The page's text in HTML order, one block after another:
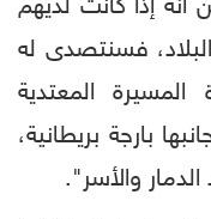
أنه إذا كانت لديهم
البلاد، فسنتصدى له
المعتدية
بارجة بريطانية،
والأسر".